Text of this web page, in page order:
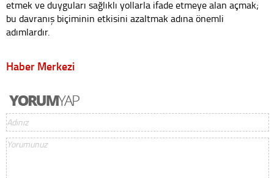
etmek ve duyguları sağlıklı yollarla ifade etmeye alan açmak;
bu davranış biçiminin etkisini azaltmak adına önemli
adımlardır.
Haber Merkezi